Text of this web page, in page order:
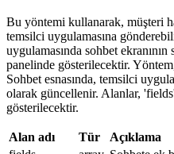
Bu yöntemi kullanarak, müşteri
temsilci uygulamasına
uygulamasında sohbet
panelinde gösterilecektir.
Sohbet esnasında, temsilci
olarak güncellenir. Alanlar,
gösterilecektir.
Alan adı Tür
Açıklama